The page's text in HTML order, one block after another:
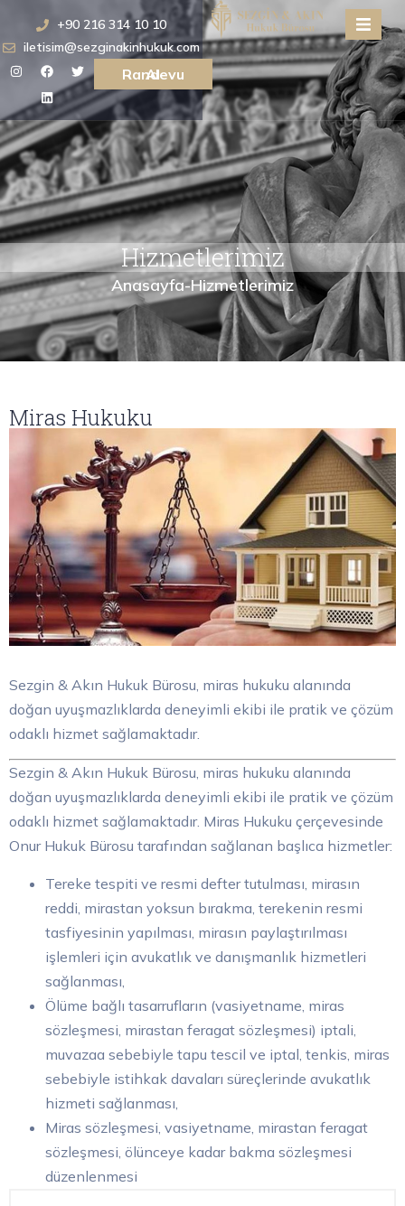
+90 216 314 10 10
iletisim@sezginakinhukuk.com
Randevu Al
Hizmetlerimiz
Anasayfa-Hizmetlerimiz
Miras Hukuku
Sezgin & Akın Hukuk Bürosu, miras hukuku alanında
doğan uyuşmazlıklarda deneyimli ekibi ile pratik ve çözüm
odaklı hizmet sağlamaktadır.
Sezgin & Akın Hukuk Bürosu, miras hukuku alanında
doğan uyuşmazlıklarda deneyimli ekibi ile pratik ve çözüm
odaklı hizmet sağlamaktadır. Miras Hukuku çerçevesinde
Onur Hukuk Bürosu tarafından sağlanan başlıca hizmetler:
Tereke tespiti ve resmi defter tutulması, mirasın
reddi, mirastan yoksun bırakma, terekenin resmi
tasfiyesinin yapılması, mirasın paylaştırılması
işlemleri için avukatlık ve danışmanlık hizmetleri
sağlanması,
Ölüme bağlı tasarrufların (vasiyetname, miras
sözleşmesi, mirastan feragat sözleşmesi) iptali,
muvazaa sebebiyle tapu tescil ve iptal, tenkis, miras
sebebiyle istihkak davaları süreçlerinde avukatlık
hizmeti sağlanması,
Miras sözleşmesi, vasiyetname, mirastan feragat
sözleşmesi, ölünceye kadar bakma sözleşmesi
düzenlenmesi